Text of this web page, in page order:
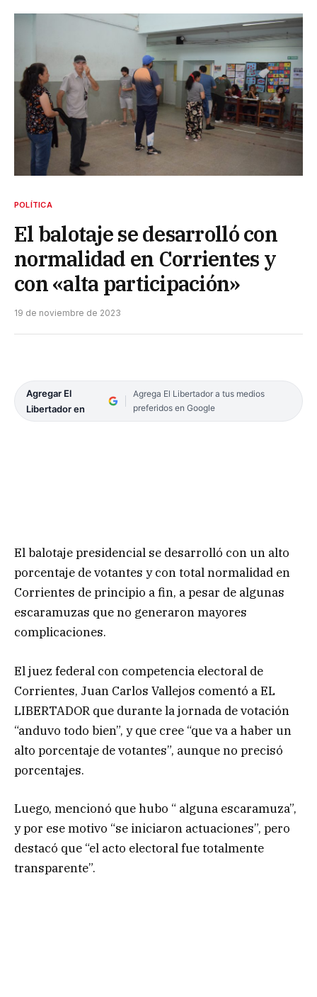
POLÍTICA
El balotaje se desarrolló con
normalidad en Corrientes y
con «alta participación»
19 de noviembre de 2023
Agregar El
Libertador en
Agrega El Libertador a tus medios
preferidos en Google
El balotaje presidencial se desarrolló con un alto
porcentaje de votantes y con total normalidad en
Corrientes de principio a fin, a pesar de algunas
escaramuzas que no generaron mayores
complicaciones.
El juez federal con competencia electoral de
Corrientes, Juan Carlos Vallejos comentó a EL
LIBERTADOR que durante la jornada de votación
“anduvo todo bien”, y que cree “que va a haber un
alto porcentaje de votantes”, aunque no precisó
porcentajes.
Luego, mencionó que hubo “ alguna escaramuza”,
y por ese motivo “se iniciaron actuaciones”, pero
destacó que “el acto electoral fue totalmente
transparente”.